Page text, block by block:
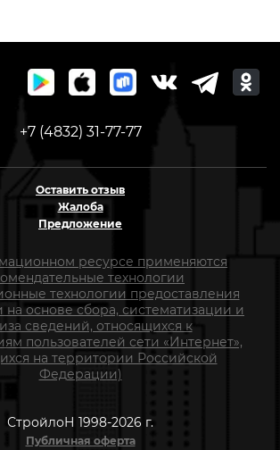
+7 (4832) 31-77-77
Оставить отзыв
Жалоба
Предложение
ресурсе применяются
технологии
технологии предоставления
основе сбора, систематизации и
сведений, относящихся к
пользователей сети «Интернет»,
на территории Российской
Федерации)
СтройлоН 1998-2026 г.
Публичная оферта